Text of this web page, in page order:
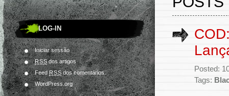
LOG-IN
Iniciar sessão
RSSdos artigos
FeedRSSdos comentários.
WordPress.org
Posted:
Tags: